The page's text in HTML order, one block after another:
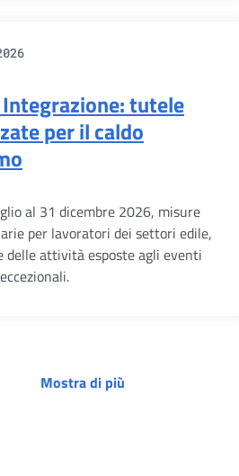
Integrazione: tutele
per il caldo
al 31 dicembre 2026, misure
per lavoratori dei settori edile,
delle attività esposte agli eventi
Mostra di più